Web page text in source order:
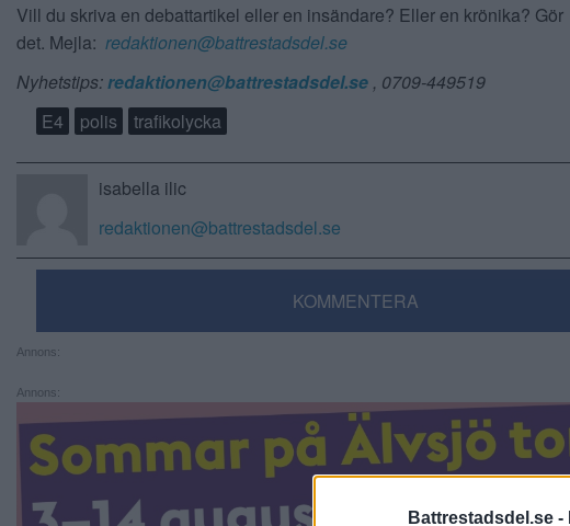
Battrestadsdel.se -
Vill du skriva en debattartikel eller en insändare? Eller en krönika? Gör
det. Mejla: redaktionen@battrestadsdel.se
Nyhetstips:redaktionen@battrestadsdel.se , 0709-449519
E4
polis trafikolycka
isabella ilic
redaktionen@battrestadsdel.se
KOMMENTERA
Annons:
Annons: